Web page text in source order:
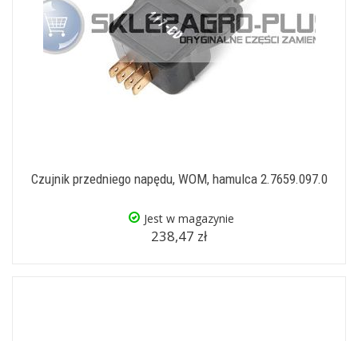
Czujnik przedniego napędu, WOM, hamulca 2.7659.097.0
Jest w magazynie
238,47 zł